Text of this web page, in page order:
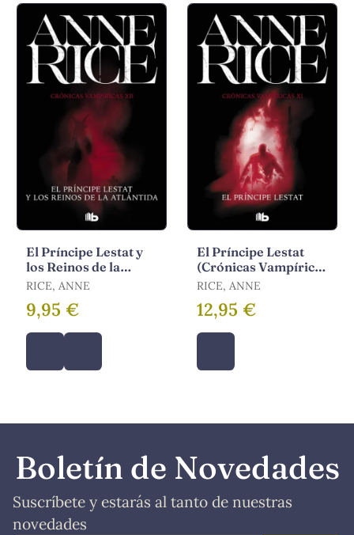
El Príncipe Lestat y
los Reinos de la
Atlántida
RICE, ANNE
9,95 €
El Príncipe Lestat
(Crónicas Vampíricas
11)
RICE, ANNE
12,95 €
Boletín de Novedades
Suscríbete y estarás al tanto de nuestras
novedades